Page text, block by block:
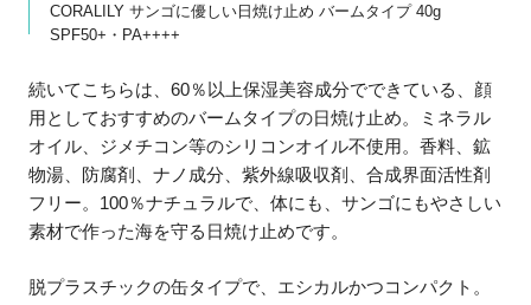
CORALILY サンゴに優しい日焼け止め バームタイプ 40g
SPF50+・PA++++
続いてこちらは、60％以上保湿美容成分でできている、顔
用としておすすめのバームタイプの日焼け止め。ミネラル
オイル、ジメチコン等のシリコンオイル不使用。香料、鉱
物湯、防腐剤、ナノ成分、紫外線吸収剤、合成界面活性剤
フリー。100％ナチュラルで、体にも、サンゴにもやさしい
素材で作った海を守る日焼け止めです。
脱プラスチックの缶タイプで、エシカルかつコンパクト。